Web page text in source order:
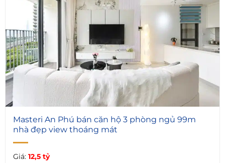
6
Masteri An Phú bán căn hộ 3 phòng ngủ 99m
nhà đẹp view thoáng mát
Giá: 12,5 tỷ